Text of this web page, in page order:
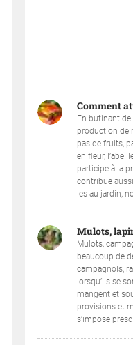
Comment
En butinant de
production de
pas de fruits,
en fleur,
participe à la
contribue
les au jardin,
Mulots,
Mulots,
beaucoup de
campagnols,
lorsqu’ils se
mangent et
provisions et
s’impose